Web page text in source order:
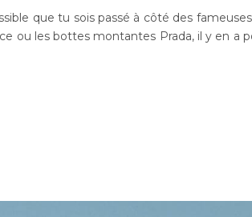
que tu sois passé à côté des
ou les bottes montantes Prada, il y en a